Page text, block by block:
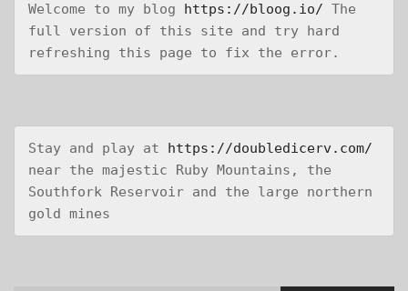
Welcome to my blog https://bloog.io/ The
full version of this site and try hard
refreshing this page to fix the error.
Stay and play at https://doubledicerv.com/
near the majestic Ruby Mountains, the
Southfork Reservoir and the large northern
gold mines